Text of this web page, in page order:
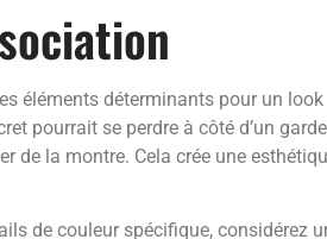
éléments déterminants pour un look
pourrait se perdre à côté d’un
de la montre. Cela crée une
de couleur spécifique, considérez